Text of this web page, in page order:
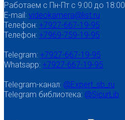
Работаем с Пн-Пт с 9:00 до 18:00
E-mail: videokamera@list.ru
Телефон: +7927-667-19-95
Телефон: +7969-759-19-95
Telegram: +7927-667-19-95
Whatsapp: +7927-667-19-95
Telegram-канал: @Expert_sb_ru
Telegram библиотека: @SicurLib